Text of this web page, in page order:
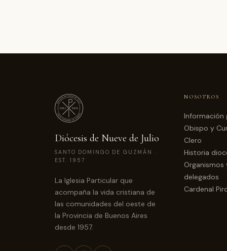
Diócesis de Nueve de Julio
SANTO DOMINGO DE GUZMÁN ·
EST. 1957
La Iglesia Particular que
acompaña la vida cristiana de
las comunidades del oeste de
la Provincia de Buenos Aires
desde 1957.
NOSOTROS
Información
Obispo y
Clero
Historia
Organismos
delegados
Cardenal